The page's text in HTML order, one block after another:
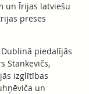
un Īrijas latviešu
preses
piedalījās
Stankevičs,
izglītības
un